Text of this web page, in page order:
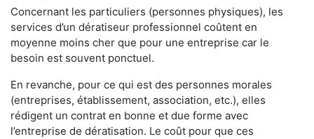
Concernant les particuliers (personnes physiques), les
services d’un dératiseur professionnel coûtent en
moyenne moins cher que pour une entreprise car le
besoin est souvent ponctuel.
En revanche, pour ce qui est des personnes morales
(entreprises, établissement, association, etc.), elles
rédigent un contrat en bonne et due forme avec
l’entreprise de dératisation. Le coût pour que ces